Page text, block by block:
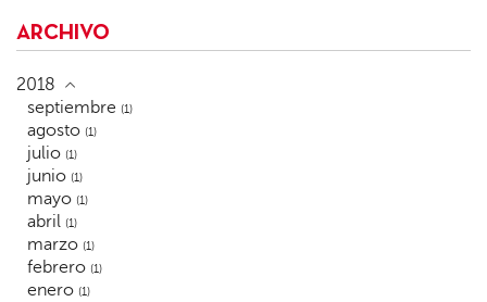
ARCHIVO
2018
septiembre (1)
agosto (1)
julio (1)
junio (1)
mayo (1)
abril (1)
marzo (1)
febrero (1)
enero (1)